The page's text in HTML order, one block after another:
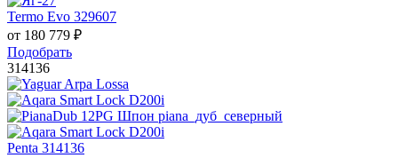
Termo Evo 329607
от 180 779 ₽
Подобрать
314136
Penta 314136